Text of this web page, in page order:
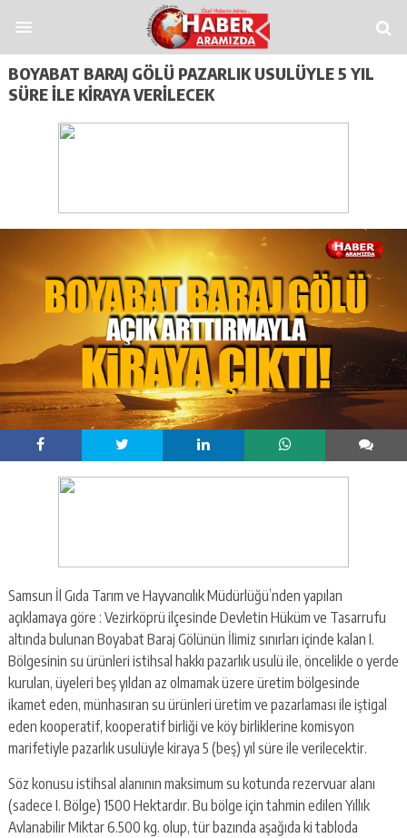
betosferDeneme Bonusu Veren Siteler
BOYABAT BARAJ GÖLÜ PAZARLIK USULÜYLE 5 YIL
SÜRE ILE KIRAYA VERILECEK
Samsun İl Gıda Tarım ve Hayvancılık Müdürlüğü’nden yapılan
açıklamaya göre : Vezirköprü ilçesinde Devletin Hüküm ve Tasarrufu
altında bulunan Boyabat Baraj Gölünün İlimiz sınırları içinde kalan I.
Bölgesinin su ürünleri istihsal hakkı pazarlık usulü ile, öncelikle o yerde
kurulan, üyeleri beş yıldan az olmamak üzere üretim bölgesinde
ikamet eden, münhasıran su ürünleri üretim ve pazarlaması ile iştigal
eden kooperatif, kooperatif birliği ve köy birliklerine komisyon
marifetiyle pazarlık usulüyle kiraya 5 (beş) yıl süre ile verilecektir.
Söz konusu istihsal alanının maksimum su kotunda rezervuar alanı
(sadece I. Bölge) 1500 Hektardır. Bu bölge için tahmin edilen Yıllık
Avlanabilir Miktar 6.500 kg. olup, tür bazında aşağıda ki tabloda